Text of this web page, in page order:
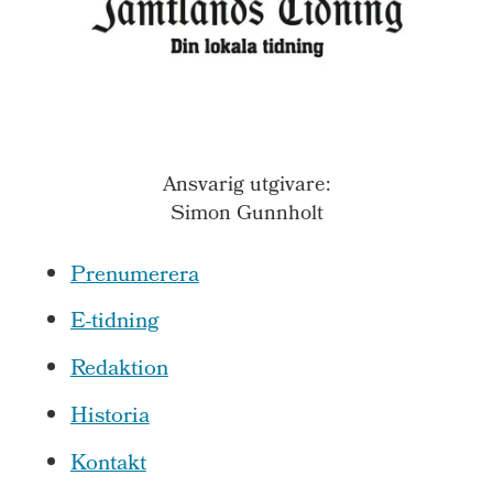
Ansvarig utgivare:
Simon Gunnholt
Prenumerera
E-tidning
Redaktion
Historia
Kontakt